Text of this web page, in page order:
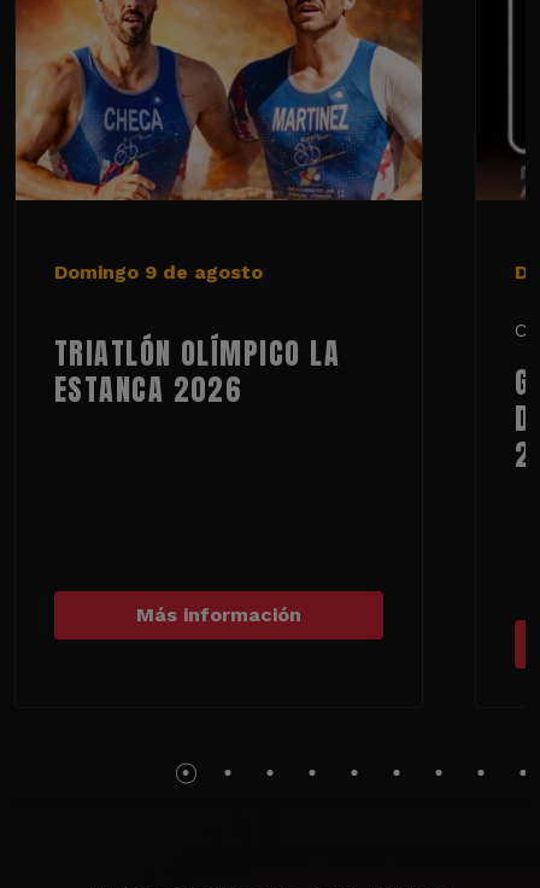
Domingo 9 de agosto
TRIATLÓN OLÍMPICO LA
ESTANCA 2026
Más información